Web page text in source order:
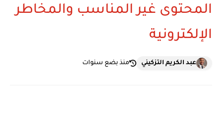
المحتوى غير المناسب والمخاطر
الإلكترونية
عبد الكريم التزكيني منذ بضع سنوات